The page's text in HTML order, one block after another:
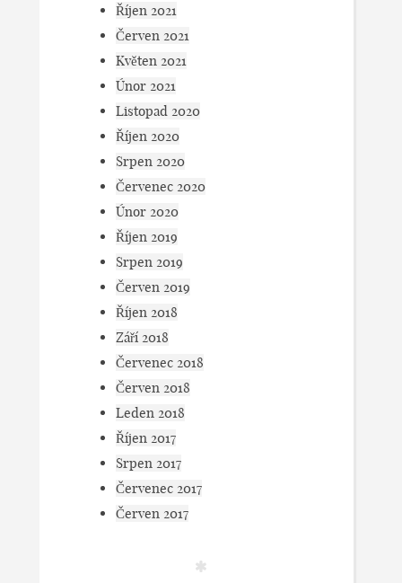
Říjen 2021
Červen 2021
Květen 2021
Únor 2021
Listopad 2020
Říjen 2020
Srpen 2020
Červenec 2020
Únor 2020
Říjen 2019
Srpen 2019
Červen 2019
Říjen 2018
Září 2018
Červenec 2018
Červen 2018
Leden 2018
Říjen 2017
Srpen 2017
Červenec 2017
Červen 2017